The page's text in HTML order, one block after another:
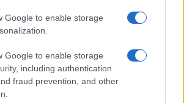
Google to enable storage
Google to enable storage
including authentication
fraud prevention, and other
ideale per la casa e l’ufficio
Pino, la fine di un lungo dolore: storia e